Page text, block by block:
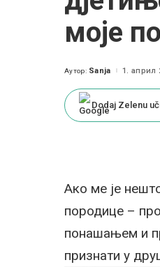
моје
Posted
Аутор: Sanja 1. април
Dodaj Zelenu
Ако ме је
породице –
понашањем и
признати у